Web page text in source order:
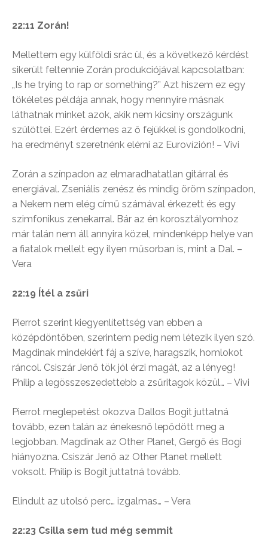
22:11 Zorán!
Mellettem egy külföldi srác ül, és a következő kérdést
sikerült feltennie Zorán produkciójával kapcsolatban:
„Is he trying to rap or something?” Azt hiszem ez egy
tökéletes példája annak, hogy mennyire másnak
láthatnak minket azok, akik nem kicsiny országunk
szülöttei. Ezért érdemes az ő fejükkel is gondolkodni,
ha eredményt szeretnénk elérni az Eurovízión! – Vivi
Zorán a színpadon az elmaradhatatlan gitárral és
energiával. Zseniális zenész és mindig öröm színpadon,
a Nekem nem elég című számával érkezett és egy
szimfonikus zenekarral. Bár az én korosztályomhoz
már talán nem áll annyira közel, mindenképp helye van
a fiatalok mellelt egy ilyen műsorban is, mint a Dal. –
Vera
22:19 Ítél a zsűri
Pierrot szerint kiegyenlítettség van ebben a
középdöntőben, szerintem pedig nem létezik ilyen szó.
Magdinak mindekiért fáj a szíve, haragszik, homlokot
ráncol. Csiszár Jenő tök jól érzi magát, az a lényeg!
Philip a legösszeszedettebb a zsűritagok közül… – Vivi
Pierrot meglepetést okozva Dallos Bogit juttatná
tovább, ezen talán az énekesnő lepődött meg a
legjobban. Magdinak az Other Planet, Gergő és Bogi
hiányozna. Csiszár Jenő az Other Planet mellett
voksolt. Philip is Bogit juttatná tovább.
Elindult az utolsó perc… izgalmas… – Vera
22:23 Csilla sem tud még semmit